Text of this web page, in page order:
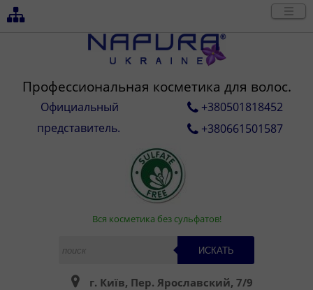
Профессиональная косметика для волос.
Официальный
представитель.
+380501818452
+380661501587
Вся косметика без сульфатов!
ИСКАТЬ
г. Київ, Пер. Ярославский, 7/9